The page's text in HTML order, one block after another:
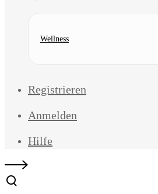
Wellness
Registrieren
Anmelden
Hilfe